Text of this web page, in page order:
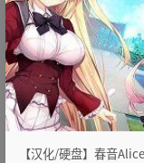
【汉化/硬盘】春音